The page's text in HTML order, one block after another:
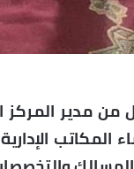
مدير المركز
المكاتب